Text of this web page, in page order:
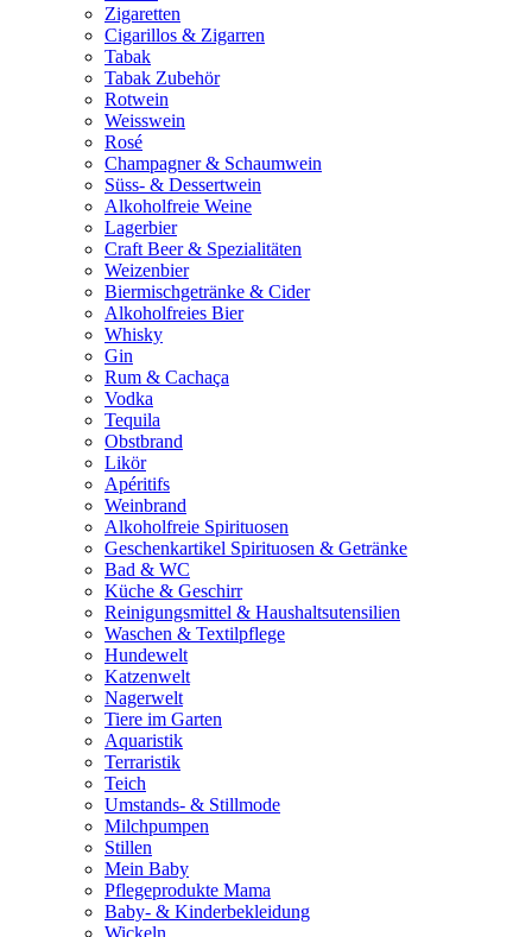
Zigaretten
Cigarillos & Zigarren
Tabak
Tabak Zubehör
Rotwein
Weisswein
Rosé
Champagner & Schaumwein
Süss- & Dessertwein
Alkoholfreie Weine
Lagerbier
Craft Beer & Spezialitäten
Weizenbier
Biermischgetränke & Cider
Alkoholfreies Bier
Whisky
Gin
Rum & Cachaça
Vodka
Tequila
Obstbrand
Likör
Apéritifs
Weinbrand
Alkoholfreie Spirituosen
Geschenkartikel Spirituosen & Getränke
Bad & WC
Küche & Geschirr
Reinigungsmittel & Haushaltsutensilien
Waschen & Textilpflege
Hundewelt
Katzenwelt
Nagerwelt
Tiere im Garten
Aquaristik
Terraristik
Teich
Umstands- & Stillmode
Milchpumpen
Stillen
Mein Baby
Pflegeprodukte Mama
Baby- & Kinderbekleidung
Wickeln